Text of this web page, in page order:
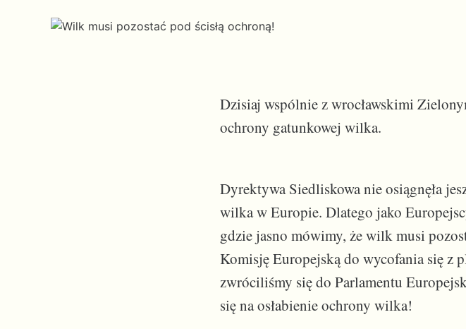
Dzisiaj wspólnie z wrocławskimi
ochrony gatunkowej wilka.
Dyrektywa Siedliskowa nie osiągnęła
wilka w Europie. Dlatego jako
gdzie jasno mówimy, że wilk musi
Komisję Europejską do wycofania się z
zwróciliśmy się do Parlamentu
się na osłabienie ochrony wilka!